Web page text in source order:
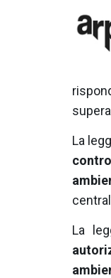
La
La